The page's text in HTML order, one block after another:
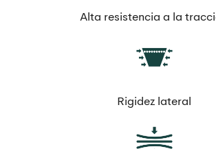
Alta resistencia a la
Rigidez lateral